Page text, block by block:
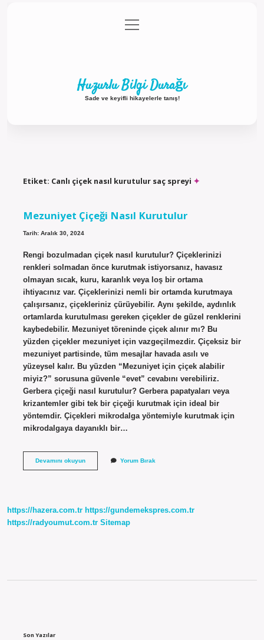
Gizlilik Politikası
menüyü
aç
Huzurlu Bilgi Durağı
Sade ve keyifli hikayelerle tanış!
Etiket: Canlı çiçek nasıl kurutulur saç spreyi
Mezuniyet Çiçeği Nasıl Kurutulur
Tarih: Aralık 30, 2024
Rengi bozulmadan çiçek nasıl kurutulur? Çiçeklerinizi
renkleri solmadan önce kurutmak istiyorsanız, havasız
olmayan sıcak, kuru, karanlık veya loş bir ortama
ihtiyacınız var. Çiçeklerinizi nemli bir ortamda kurutmaya
çalışırsanız, çiçekleriniz çürüyebilir. Aynı şekilde, aydınlık
ortamlarda kurutulması gereken çiçekler de güzel renklerini
kaybedebilir. Mezuniyet töreninde çiçek alınır mı? Bu
yüzden çiçekler mezuniyet için vazgeçilmezdir. Çiçeksiz bir
mezuniyet partisinde, tüm mesajlar havada asılı ve
yüzeysel kalır. Bu yüzden “Mezuniyet için çiçek alabilir
miyiz?” sorusuna güvenle “evet” cevabını verebiliriz.
Gerbera çiçeği nasıl kurutulur? Gerbera papatyaları veya
krizantemler gibi tek bir çiçeği kurutmak için ideal bir
yöntemdir. Çiçekleri mikrodalga yöntemiyle kurutmak için
mikrodalgaya dayanıklı bir…
Devamını okuyunMezuniyet
Yorum Bırak
https://hazera.com.tr https://gundemekspres.com.tr
https://radyoumut.com.tr Sitemap
Son Yazılar